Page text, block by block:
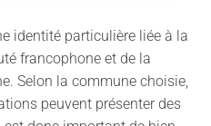
identité particulière liée à la
francophone et de la
Selon la commune choisie,
peuvent présenter des